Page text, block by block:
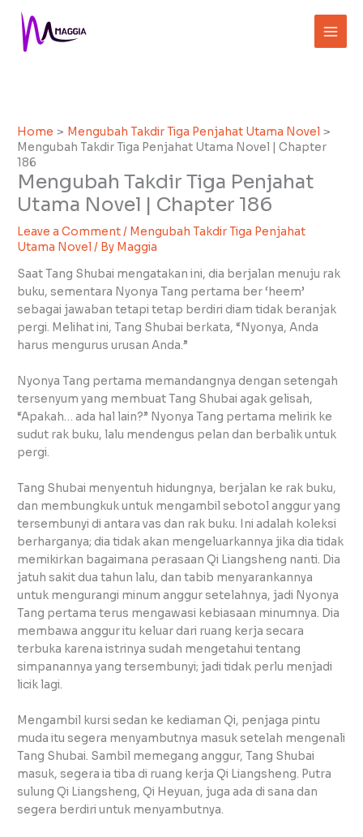
content
Home
Mengubah Takdir Tiga Penjahat Utama Novel
Mengubah Takdir Tiga Penjahat Utama Novel | Chapter
186
Mengubah Takdir Tiga Penjahat
Utama Novel | Chapter 186
Leave a Comment/ Mengubah Takdir Tiga Penjahat
Utama Novel / By Maggia
Saat Tang Shubai mengatakan ini, dia berjalan menuju rak
buku, sementara Nyonya Tang pertama ber ‘heem’
sebagai jawaban tetapi tetap berdiri diam tidak beranjak
pergi. Melihat ini, Tang Shubai berkata, “Nyonya, Anda
harus mengurus urusan Anda.”
Nyonya Tang pertama memandangnya dengan setengah
tersenyum yang membuat Tang Shubai agak gelisah,
“Apakah… ada hal lain?” Nyonya Tang pertama melirik ke
sudut rak buku, lalu mendengus pelan dan berbalik untuk
pergi.
Tang Shubai menyentuh hidungnya, berjalan ke rak buku,
dan membungkuk untuk mengambil sebotol anggur yang
tersembunyi di antara vas dan rak buku. Ini adalah koleksi
berharganya; dia tidak akan mengeluarkannya jika dia tidak
memikirkan bagaimana perasaan Qi Liangsheng nanti. Dia
jatuh sakit dua tahun lalu, dan tabib menyarankannya
untuk mengurangi minum anggur setelahnya, jadi Nyonya
Tang pertama terus mengawasi kebiasaan minumnya. Dia
membawa anggur itu keluar dari ruang kerja secara
terbuka karena istrinya sudah mengetahui tentang
simpanannya yang tersembunyi; jadi tidak perlu menjadi
licik lagi.
Mengambil kursi sedan ke kediaman Qi, penjaga pintu
muda itu segera menyambutnya masuk setelah mengenali
Tang Shubai. Sambil memegang anggur, Tang Shubai
masuk, segera ia tiba di ruang kerja Qi Liangsheng. Putra
sulung Qi Liangsheng, Qi Heyuan, juga ada di sana dan
segera berdiri untuk menyambutnya.